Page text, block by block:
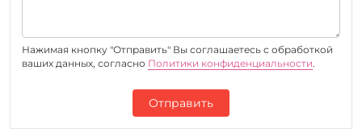
Нажимая кнопку "Отправить" Вы соглашаетесь c обработкой
ваших данных, согласно Политики конфиденциальности.
Отправить